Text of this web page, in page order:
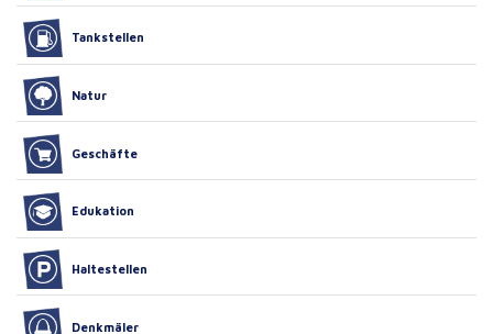
Tankstellen
Natur
Geschäfte
Edukation
Haltestellen
Denkmäler